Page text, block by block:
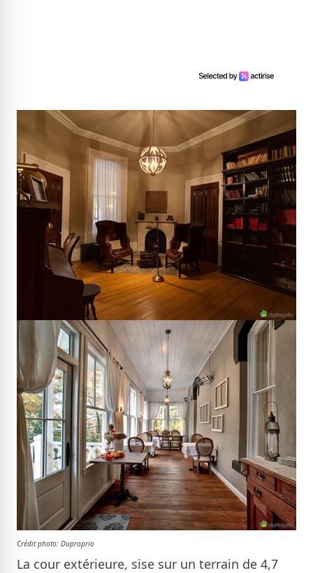
Crédit photo: Duproprio
La cour extérieure, sise sur un terrain de 4,7